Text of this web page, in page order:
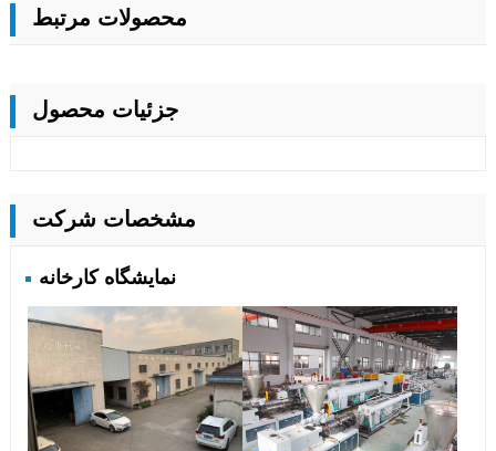
محصولات مرتبط
جزئیات محصول
مشخصات شرکت
نمایشگاه کارخانه